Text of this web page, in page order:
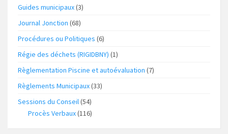
Guides municipaux(3)
Journal Jonction (68)
Procédures ou Politiques (6)
Régie des déchets (RIGIDBNY) (1)
Règlementation Piscine et autoévaluation (7)
Règlements Municipaux(33)
Sessions du Conseil(54)
Procès Verbaux(116)